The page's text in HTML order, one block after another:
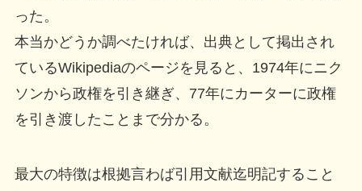
った。
本当かどうか調べたければ、出典として掲出され
ているWikipediaのページを見ると、1974年にニク
ソンから政権を引き継ぎ、77年にカーターに政権
を引き渡したことまで分かる。
最大の特徴は根拠言わば引用文献迄明記すること